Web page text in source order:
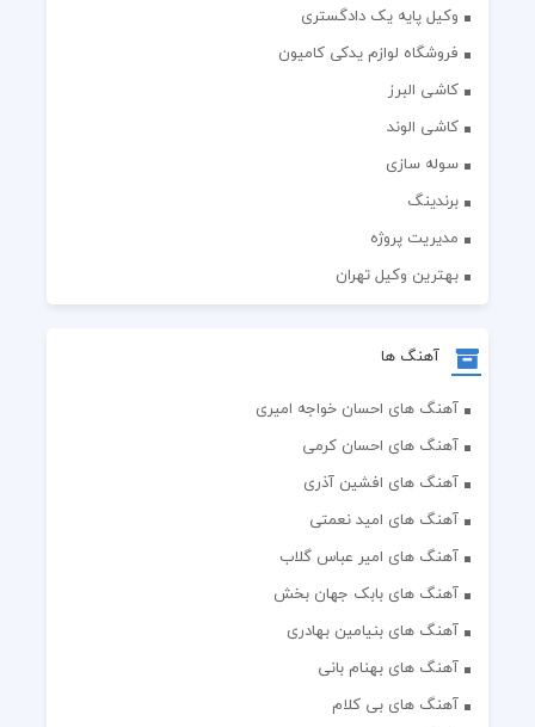
وکیل پایه یک دادگستری
فروشگاه لوازم یدکی کامیون
کاشی البرز
کاشی الوند
سوله سازی
برندینگ
مدیریت پروژه
بهترین وکیل تهران
آهنگ ها
آهنگ های احسان خواجه امیری
آهنگ های احسان کرمی
آهنگ های افشین آذری
آهنگ های امید نعمتی
آهنگ های امیر عباس گلاب
آهنگ های بابک جهان بخش
آهنگ های بنیامین بهادری
آهنگ های بهنام بانی
آهنگ های بی کلام